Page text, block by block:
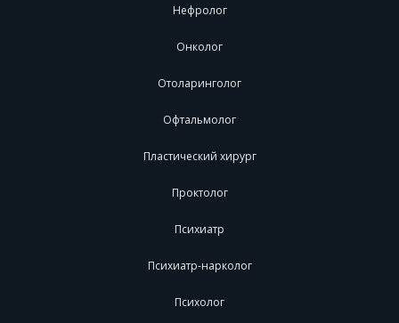
Нефролог
Онколог
Отоларинголог
Офтальмолог
Пластический хирург
Проктолог
Психиатр
Психиатр-нарколог
Психолог